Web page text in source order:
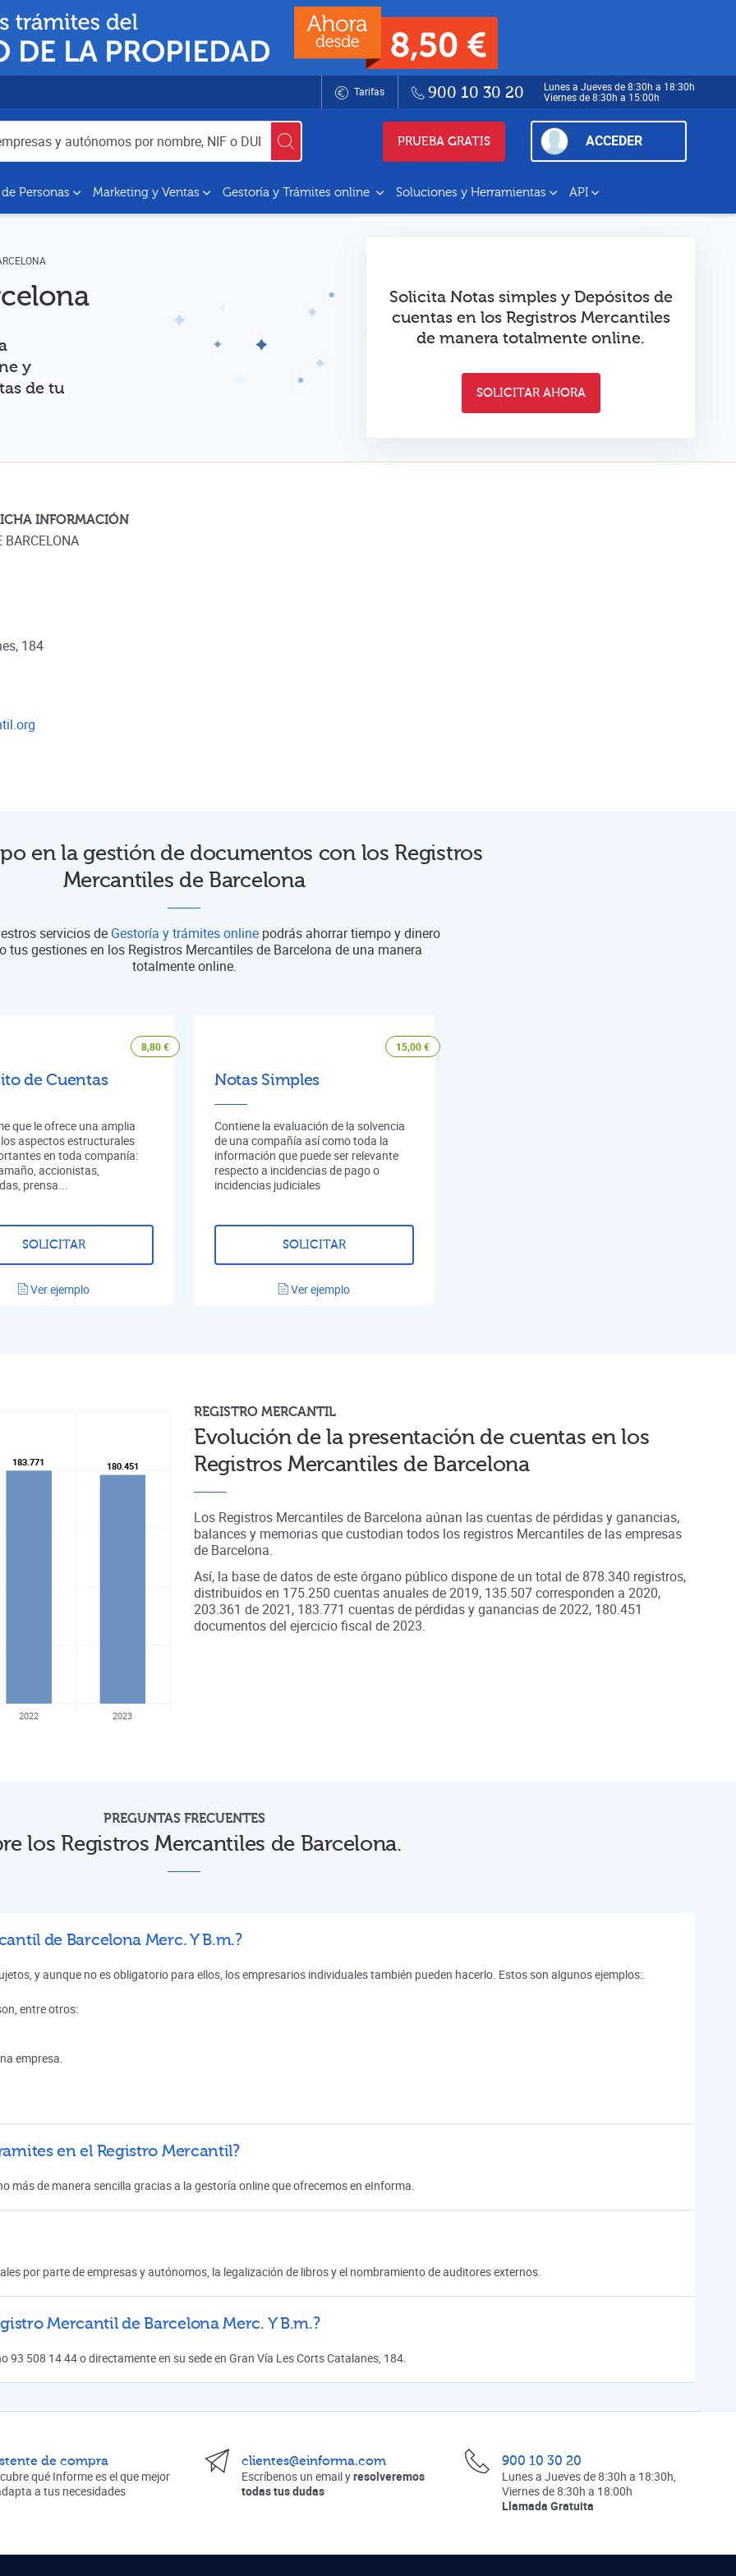
Tarifas 900 10 30 20
Lunes a Jueves de 8:30h a 18:30h
Viernes de 8:30h a 15:00h
PRUEBA GRATIS ACCEDER
Personas Marketing y Ventas Gestoría y Trámites online Soluciones y Herramientas API
y
de tu
Solicita Notas simples y Depósitos de
cuentas en los Registros Mercantiles
de manera totalmente online.
SOLICITAR AHORA
INFORMACIÓN
BARCELONA
184
en la gestión de documentos con los Registros
Mercantiles de Barcelona
servicios de Gestoría y trámites online podrás ahorrar tiempo y dinero
tus gestiones en los Registros Mercantiles de Barcelona de una manera
totalmente online.
8,80€
de Cuentas
que le ofrece una amplia
aspectos estructurales
en toda companía:
accionistas,
prensa...
SOLICITAR
Ver ejemplo
15,00€
Notas Simples
Contiene la evaluación de la solvencia
de una compañía así como toda la
información que puede ser relevante
respecto a incidencias de pago o
incidencias judiciales
SOLICITAR
Ver ejemplo
REGISTRO MERCANTIL
Evolución de la presentación de cuentas enlos
Registros Mercantiles de Barcelona
Los Registros Mercantiles de Barcelona aúnan las cuentas de pérdidas y ganancias,
balances y memorias que custodian todos los registros Mercantilesde las empresas
de Barcelona.
Así, la base de datos de este órgano público dispone de un total de 878.340 registros,
distribuidos en 175.250 cuentas anuales de2019, 135.507corresponden a 2020,
203.361 de2021, 183.771 cuentas de pérdidas y ganancias de2022, 180.451
documentos del ejercicio fiscal de2023.
183.771
183.771 180.451
180.451
2022 2023
PREGUNTAS FRECUENTES
los Registros Mercantiles de Barcelona.
de Barcelona Merc. Y B.m.?
y aunque no es obligatorio para ellos, los empresarios individuales también pueden hacerlo. Estos son algunos ejemplos:.
entre otros:
empresa.
en el Registro Mercantil?
más de manera sencilla gracias a la gestoría online que ofrecemos en eInforma.
por parte de empresas y autónomos, la legalización de libros y el nombramiento de auditores externos.
Mercantil de Barcelona Merc. Y B.m.?
508 14 44 o directamente en su sede en Gran Vía Les Corts Catalanes, 184.
de compra
qué Informe es el que mejor
a tus necesidades
clientes@einforma.com
Escríbenos un email yresolveremos
todas tus dudas
900 10 30 20
Lunes a Jueves de 8:30h a 18:30h,
Viernes de 8:30h a 18:00h
Llamada Gratuita